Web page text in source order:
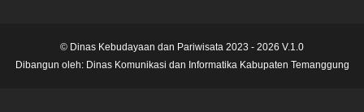
© Dinas Kebudayaan dan Pariwisata 2023 - 2026 V.1.0
Dibangun oleh: Dinas Komunikasi dan Informatika Kabupaten Temanggung